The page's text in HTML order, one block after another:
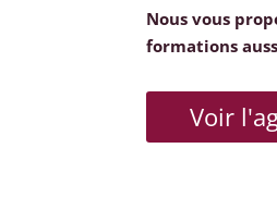
Nous vous
formations
Voir